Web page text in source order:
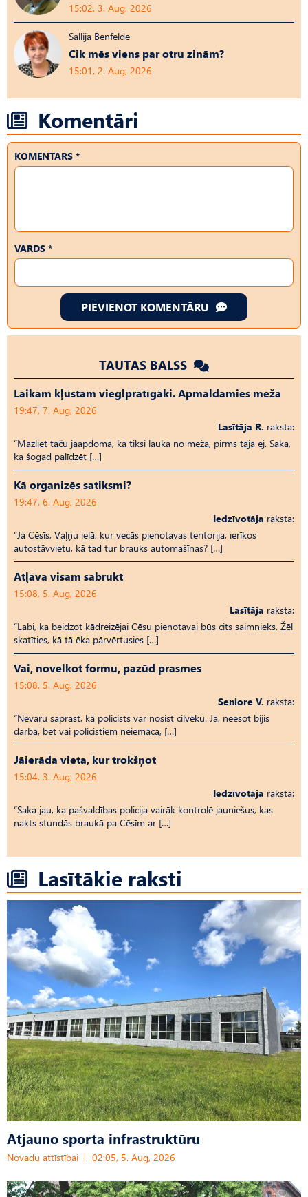
15:02, 3. Aug, 2026
Sallija Benfelde
Cik mēs viens par otru zinām?
15:01, 2. Aug, 2026
Komentāri
KOMENTĀRS *
VĀRDS *
PIEVIENOT KOMENTĀRU
TAUTAS BALSS
Laikam kļūstam vieglprātīgāki. Apmaldamies mežā
19:47, 7. Aug, 2026
Lasītāja R. raksta:
“Mazliet taču jāapdomā, kā tiksi laukā no meža, pirms tajā ej. Saka,
ka šogad palīdzēt […]
Kā organizēs satiksmi?
19:47, 6. Aug, 2026
Iedzīvotāja raksta:
“Ja Cēsīs, Vaļņu ielā, kur vecās pienotavas teritorija, ierīkos
autostāvvietu, kā tad tur brauks automašīnas? […]
Atļāva visam sabrukt
15:08, 5. Aug, 2026
Lasītāja raksta:
“Labi, ka beidzot kādreizējai Cēsu pienotavai būs cits saimnieks. Žēl
skatīties, kā tā ēka pārvērtusies […]
Vai, novelkot formu, pazūd prasmes
15:08, 5. Aug, 2026
Seniore V. raksta:
“Nevaru saprast, kā policists var nosist cilvēku. Jā, neesot bijis
darbā, bet vai policistiem neiemāca, […]
Jāierāda vieta, kur trokšņot
15:04, 3. Aug, 2026
Iedzīvotāja raksta:
“Saka jau, ka pašvaldības policija vairāk kontrolē jauniešus, kas
nakts stundās braukā pa Cēsīm ar […]
Lasītākie raksti
Atjauno sporta infrastruktūru
Novadu attīstībai 02:05, 5. Aug, 2026